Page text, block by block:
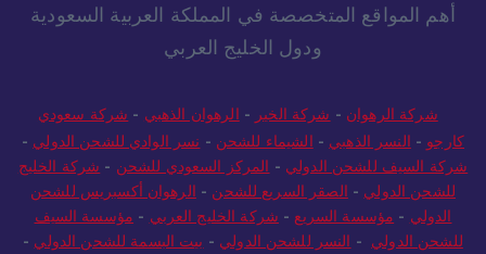
أهم المواقع المتخصصة في المملكة العربية السعودية
ودول الخليج العربي
شركة الرهوان - شركة الخير - الرهوان الذهبي - شركة سعودي
كارجو - النسر الذهبي - الشيماء للشحن - نسر الوادي للشحن الدولي -
شركة السيف للشحن الدولي - المركز السعودي للشحن - شركة الخليج
للشحن الدولي - الصقر السريع للشحن - الرهوان أكسبريس للشحن
الدولي - مؤسسة السريع - شركة الخليج العربي - مؤسسة السيف
للشحن الدولي - النسر للشحن الدولي - بيت البسمة للشحن الدولي -